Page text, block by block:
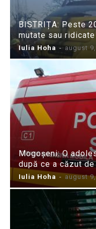
BISTRIȚA: Peste
mutate sau
Iulia Hoha - august
Mogoșeni: O
după ce a căzut
Iulia Hoha - august